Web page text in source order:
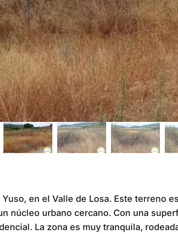
en el Valle de Losa. Este terreno
núcleo urbano cercano. Con una
La zona es muy tranquila,